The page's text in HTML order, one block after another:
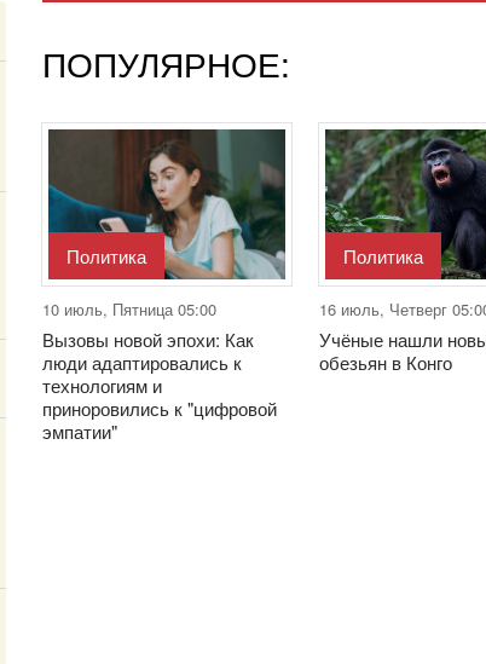
ПОПУЛЯРНОЕ:
Политика
10 июль, Пятница 05:00
Вызовы новой эпохи: Как
люди адаптировались к
технологиям и
приноровились к "цифровой
эмпатии"
Политика
16 июль, Четверг
Учёные нашли
обезьян в Конго